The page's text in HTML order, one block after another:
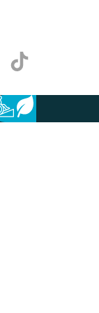
TikTok
Pieejamība
Ilgtspēja